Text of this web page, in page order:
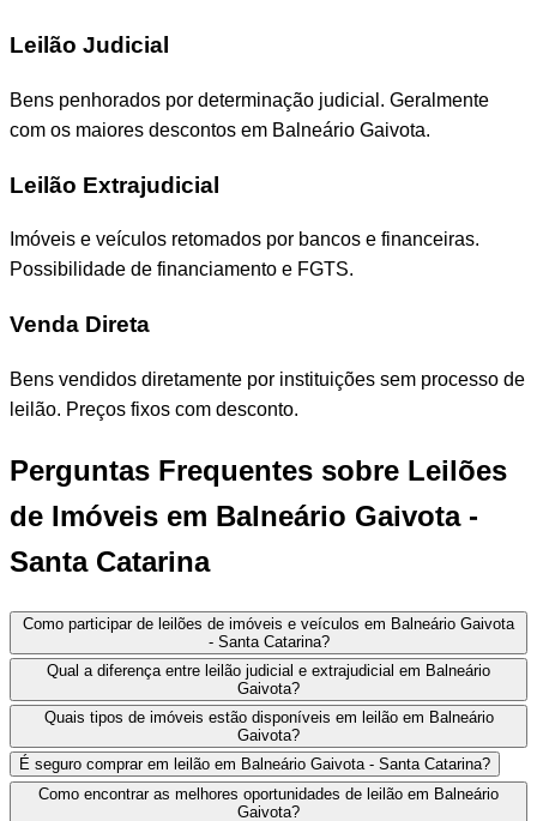
Leilão Judicial
Bens penhorados por determinação judicial. Geralmente
com os maiores descontos em Balneário Gaivota.
Leilão Extrajudicial
Imóveis e veículos retomados por bancos e financeiras.
Possibilidade de financiamento e FGTS.
Venda Direta
Bens vendidos diretamente por instituições sem processo de
leilão. Preços fixos com desconto.
Perguntas Frequentes sobre Leilões
de Imóveis em Balneário Gaivota -
Santa Catarina
Como participar de leilões de imóveis e veículos em Balneário Gaivota
- Santa Catarina?
Qual a diferença entre leilão judicial e extrajudicial em Balneário
Gaivota?
Quais tipos de imóveis estão disponíveis em leilão em Balneário
Gaivota?
É seguro comprar em leilão em Balneário Gaivota - Santa Catarina?
Como encontrar as melhores oportunidades de leilão em Balneário
Gaivota?